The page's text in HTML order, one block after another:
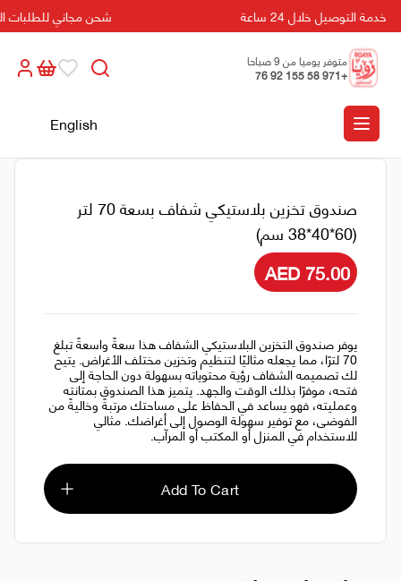
خدمة التوصيل خلال 24 ساعة شحن مجاني للطلبات التي
متوفر يوميا من 9 صباحا
الى 5 مسائا
+971 58 155 92 76
English
صندوق تخزين بلاستيكي شفاف بسعة 70 لتر
(60*40*38 سم)
AED 75.00
يوفر صندوق التخزين البلاستيكي الشفاف هذا سعةً واسعةً تبلغ
70 لترًا، مما يجعله مثاليًا لتنظيم وتخزين مختلف الأغراض. يتيح
لك تصميمه الشفاف رؤية محتوياته بسهولة دون الحاجة إلى
فتحه، موفرًا بذلك الوقت والجهد. يتميز هذا الصندوق بمتانته
وعمليته، فهو يساعد في الحفاظ على مساحتك مرتبةً وخاليةً من
الفوضى، مع توفير سهولة الوصول إلى أغراضك. مثالي
للاستخدام في المنزل أو المكتب أو المرآب.
Add To Cart